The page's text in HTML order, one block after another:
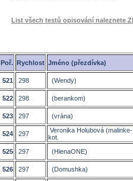
List všech testů opisování naleznete
Poř. Rychlost Jméno (přezdívka)
521 298 (Wendy)
522 298 (berankom)
523 297 (vrána)
524 297
Veronika Holubová (malinke-
kot.
525
297 (HienaONE)
526 297 (Domushka)